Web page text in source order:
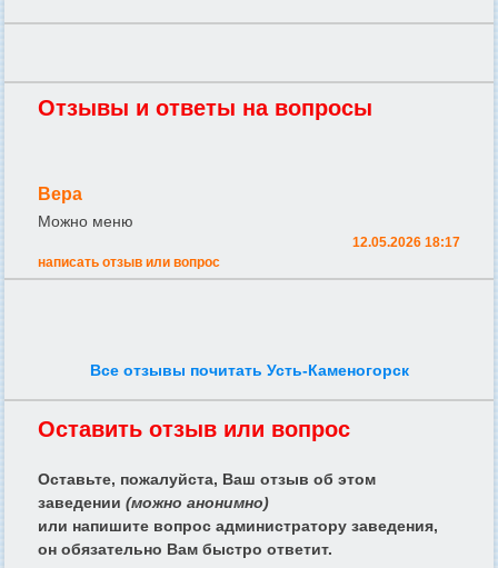
Отзывы и ответы на вопросы
Вера
Можно меню
12.05.2026 18:17
написать отзыв или вопрос
Все отзывы почитать Усть-Каменогорск
Оставить отзыв или вопрос
Оставьте, пожалуйста, Ваш отзыв об этом
заведении (можно анонимно)
или напишите вопрос администратору заведения,
он обязательно Вам быстро ответит.